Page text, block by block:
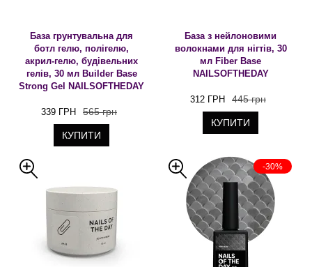
База грунтувальна для
ботл гелю, полігелю,
акрил-гелю, будівельних
гелів, 30 мл Builder Base
Strong Gel NAILSOFTHEDAY
339 ГРН 565 грн
КУПИТИ
База з нейлоновими
волокнами для нігтів, 30
мл Fiber Base
NAILSOFTHEDAY
312 ГРН 445 грн
КУПИТИ
-30%